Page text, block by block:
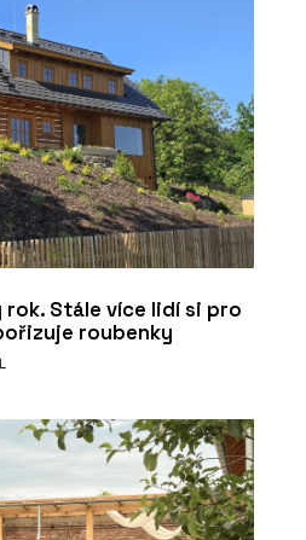
rok. Stále více lidí si pro
roubenky